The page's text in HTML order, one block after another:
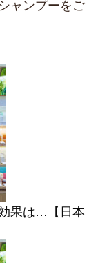
ャンプーをご
果は…【日本